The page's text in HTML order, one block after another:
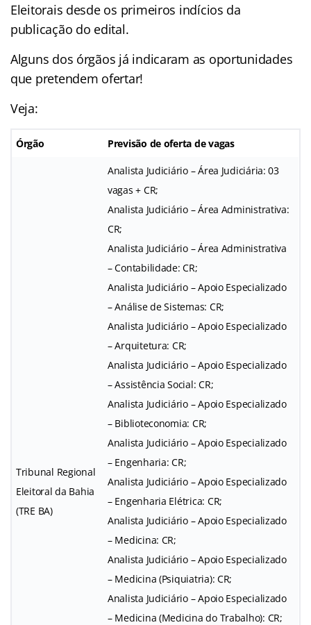
Eleitorais desde os primeiros indícios da
publicação do edital.
Alguns dos órgãos já indicaram as oportunidades
que pretendem ofertar!
Veja:
Órgão Previsão de oferta de vagas
Tribunal Regional
Eleitoral da Bahia
(TRE BA)
Analista Judiciário – Área Judiciária: 03
vagas + CR;
Analista Judiciário – Área Administrativa:
CR;
Analista Judiciário – Área Administrativa
– Contabilidade: CR;
Analista Judiciário – Apoio Especializado
– Análise de Sistemas: CR;
Analista Judiciário – Apoio Especializado
– Arquitetura: CR;
Analista Judiciário – Apoio Especializado
– Assistência Social: CR;
Analista Judiciário – Apoio Especializado
– Biblioteconomia: CR;
Analista Judiciário – Apoio Especializado
– Engenharia: CR;
Analista Judiciário – Apoio Especializado
– Engenharia Elétrica: CR;
Analista Judiciário – Apoio Especializado
– Medicina: CR;
Analista Judiciário – Apoio Especializado
– Medicina (Psiquiatria): CR;
Analista Judiciário – Apoio Especializado
– Medicina (Medicina do Trabalho): CR;